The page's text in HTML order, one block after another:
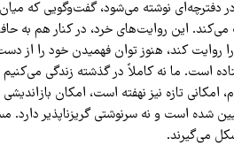
دفترچه‌ای نوشته می‌شود، گفت‌وگویی که
می‌کند. این روایت‌های خرد، در کنار هم به
روایت کند، هنوز توان فهمیدن خود را از
است. ما نه کاملاً در گذشته زندگی
امکانی تازه نیز نهفته است، امکان
شده است و نه سرنوشتی گریزناپذیر
می‌گیرند.